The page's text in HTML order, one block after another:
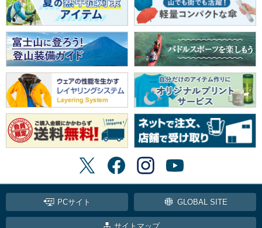
PCサイト GLOBAL SITE
サイトマップ